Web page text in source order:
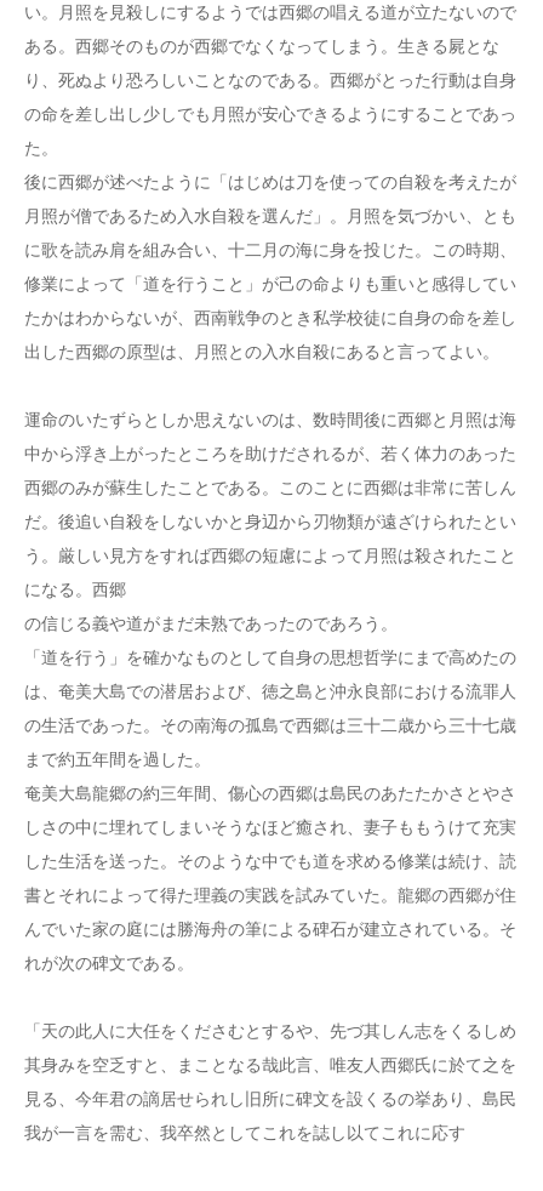
い。月照を見殺しにするようでは西郷の唱える道が立たないので
ある。西郷そのものが西郷でなくなってしまう。生きる屍とな
り、死ぬより恐ろしいことなのである。西郷がとった行動は自身
の命を差し出し少しでも月照が安心できるようにすることであっ
た。
後に西郷が述べたように「はじめは刀を使っての自殺を考えたが
月照が僧であるため入水自殺を選んだ」。月照を気づかい、とも
に歌を読み肩を組み合い、十二月の海に身を投じた。この時期、
修業によって「道を行うこと」が己の命よりも重いと感得してい
たかはわからないが、西南戦争のとき私学校徒に自身の命を差し
出した西郷の原型は、月照との入水自殺にあると言ってよい。
運命のいたずらとしか思えないのは、数時間後に西郷と月照は海
中から浮き上がったところを助けだされるが、若く体力のあった
西郷のみが蘇生したことである。このことに西郷は非常に苦しん
だ。後追い自殺をしないかと身辺から刃物類が遠ざけられたとい
う。厳しい見方をすれば西郷の短慮によって月照は殺されたこと
になる。西郷
の信じる義や道がまだ未熟であったのであろう。
「道を行う」を確かなものとして自身の思想哲学にまで高めたの
は、奄美大島での潜居および、徳之島と沖永良部における流罪人
の生活であった。その南海の孤島で西郷は三十二歳から三十七歳
まで約五年間を過した。
奄美大島龍郷の約三年間、傷心の西郷は島民のあたたかさとやさ
しさの中に埋れてしまいそうなほど癒され、妻子ももうけて充実
した生活を送った。そのような中でも道を求める修業は続け、読
書とそれによって得た理義の実践を試みていた。龍郷の西郷が住
んでいた家の庭には勝海舟の筆による碑石が建立されている。そ
れが次の碑文である。
「天の此人に大任をくださむとするや、先づ其しん志をくるしめ
其身みを空乏すと、まことなる哉此言、唯友人西郷氏に於て之を
見る、今年君の謫居せられし旧所に碑文を設くるの挙あり、島民
我が一言を需む、我卒然としてこれを誌し以てこれに応す